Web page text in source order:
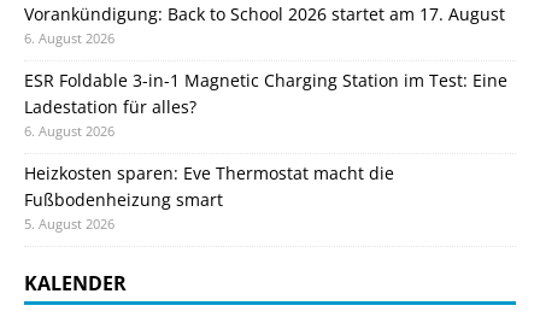
Vorankündigung: Back to School 2026 startet am 17. August
6. August 2026
ESR Foldable 3-in-1 Magnetic Charging Station im Test: Eine
Ladestation für alles?
6. August 2026
Heizkosten sparen: Eve Thermostat macht die
Fußbodenheizung smart
5. August 2026
KALENDER